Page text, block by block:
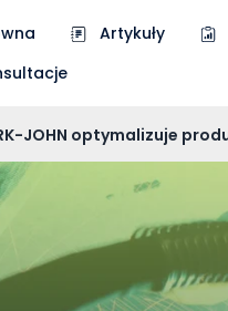
Artykuły
JOHN optymalizuje